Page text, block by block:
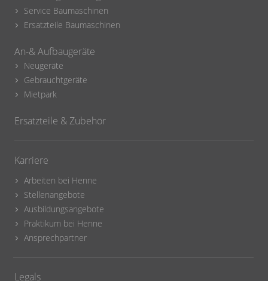
Service Baumaschinen
Ersatzteile Baumaschinen
An-& Aufbaugeräte
Neugeräte
Gebrauchtgeräte
Mietpark
Ersatzteile & Zubehör
Karriere
Arbeiten bei Henne
Stellenangebote
Ausbildungsangebote
Praktikum bei Henne
Ansprechpartner
Legals